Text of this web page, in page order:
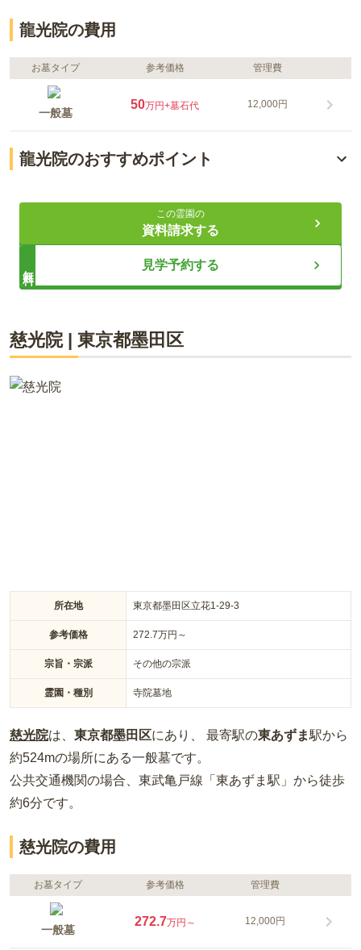
龍光院の費用
お墓タイプ 参考価格 管理費
一般墓
50万円+墓石代 12,000円
龍光院のおすすめポイント
都営新宿線「森下駅」から徒歩3分
良心的な価格の永代使用料
新築の客殿で法事が可能
都営新宿線「森下駅」から徒歩3分、「両国駅」や「菊川駅」
からも徒歩圏という好立地ですが、良心的な価格設定でお求め
この霊園の
資料請求する
見学予約する
慈光院| 東京都墨田区
所在地 東京都墨田区立花1-29-3
参考価格 272.7万円～
宗旨・宗派 その他の宗派
霊園・種別 寺院墓地
慈光院は、 東京都墨田区にあり、 最寄駅の東あずま駅から
約524mの場所にある一般墓です。
公共交通機関の場合、東武亀戸線「東あずま駅」から徒歩
約6分です。
慈光院の費用
お墓タイプ 参考価格 管理費
一般墓
272.7万円～ 12,000円